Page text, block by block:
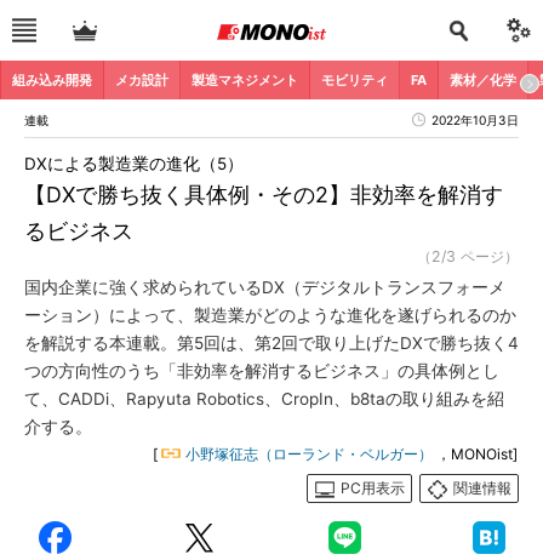
組み込み開発 メカ設計 製造マネジメント モビリティ FA 素材／化学
連載 2022年10月3日
【DXで勝ち抜く具体例・その2】非効率を解消す
るビジネス
DXによる製造業の進化（5）
（2/3 ページ）
国内企業に強く求められているDX（デジタルトランスフォーメ
ーション）によって、製造業がどのような進化を遂げられるのか
を解説する本連載。第5回は、第2回で取り上げたDXで勝ち抜く4
つの方向性のうち「非効率を解消するビジネス」の具体例とし
て、CADDi、Rapyuta Robotics、CropIn、b8taの取り組みを紹
介する。
[ 小野塚征志（ローランド・ベルガー）
，MONOist]
PC用表示
関連情報